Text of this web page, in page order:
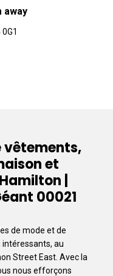
away
vêtements,
et
|
00021
de mode et de
au
Street East. Avec la
nous efforçons